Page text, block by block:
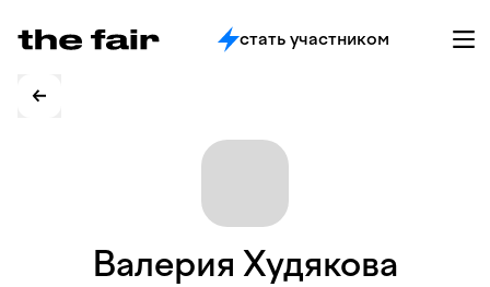
стать участником
Валерия Худякова